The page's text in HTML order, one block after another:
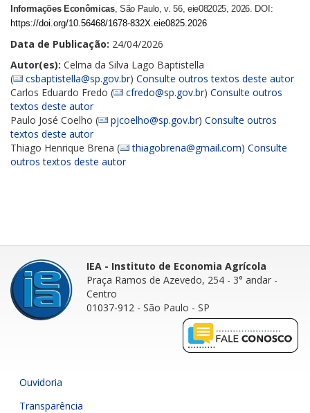
nformações Econômicas, São Paulo, v. 56, eie082025, 2026. DOI:
https://doi.org/10.56468/1678-832X.eie0825.2026
Data de Publicação: 24/04/2026
Autor(es): Celma da Silva Lago Baptistella
(
csbaptistella@sp.gov.br) Consulte outros textos deste autor
Carlos Eduardo Fredo (
cfredo@sp.gov.br) Consulte outros
textos deste autor
Paulo José Coelho (
pjcoelho@sp.gov.br) Consulte outros
textos deste autor
Thiago Henrique Brena (
thiagobrena@gmail.com) Consulte
outros textos deste autor
IEA - Instituto de Economia Agrícola
Praça Ramos de Azevedo, 254 - 3° andar -
Centro
01037-912 - São Paulo - SP
Ouvidoria
Transparência